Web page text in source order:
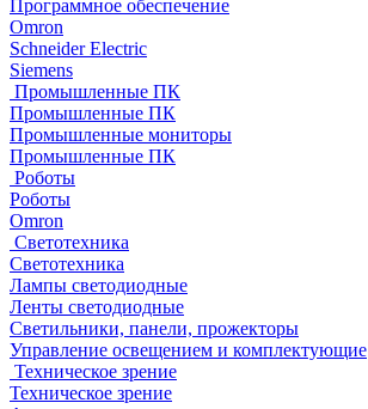
Программное обеспечение
Omron
Schneider Electric
Siemens
Промышленные ПК
Промышленные ПК
Промышленные мониторы
Промышленные ПК
Роботы
Роботы
Omron
Светотехника
Светотехника
Лампы светодиодные
Ленты светодиодные
Светильники, панели, прожекторы
Управление освещением и комплектующие
Техническое зрение
Техническое зрение